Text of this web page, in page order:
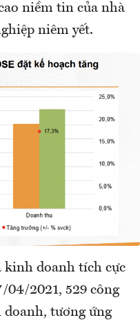
niềm tin của nhà
niêm yết.
kinh doanh tích cực
04/2021, 529 công
doanh, tương ứng